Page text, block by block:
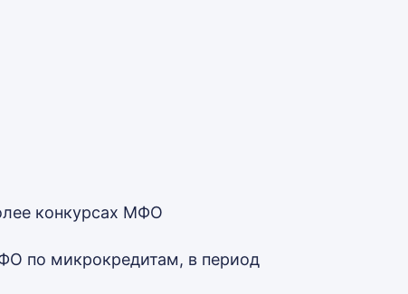
конкурсах МФО
по микрокредитам, в период